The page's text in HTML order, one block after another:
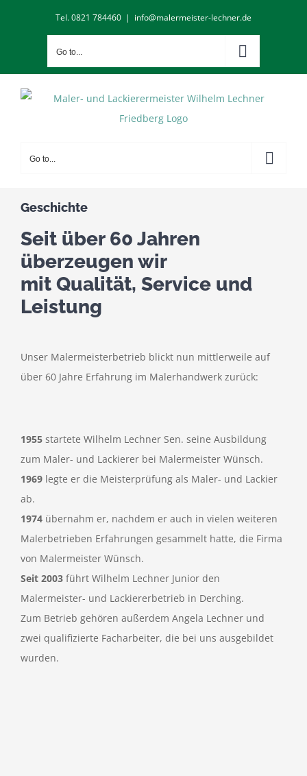
Tel. 0821 784460 | info@malermeister-lechner.de
Go to...
Go to...
Geschichte
Seit über 60 Jahren
überzeugen wir
mit Qualität, Service und
Leistung
Unser Malermeisterbetrieb blickt nun mittlerweile auf
über 60 Jahre Erfahrung im Malerhandwerk zurück:
1955 startete Wilhelm Lechner Sen. seine Ausbildung
zum Maler- und Lackierer bei Malermeister Wünsch.
1969 legte er die Meisterprüfung als Maler- und Lackier
ab.
1974 übernahm er, nachdem er auch in vielen weiteren
Malerbetrieben Erfahrungen gesammelt hatte, die Firma
von Malermeister Wünsch.
Seit 2003 führt Wilhelm Lechner Junior den
Malermeister- und Lackiererbetrieb in Derching.
Zum Betrieb gehören außerdem Angela Lechner und
zwei qualifizierte Facharbeiter, die bei uns ausgebildet
wurden.